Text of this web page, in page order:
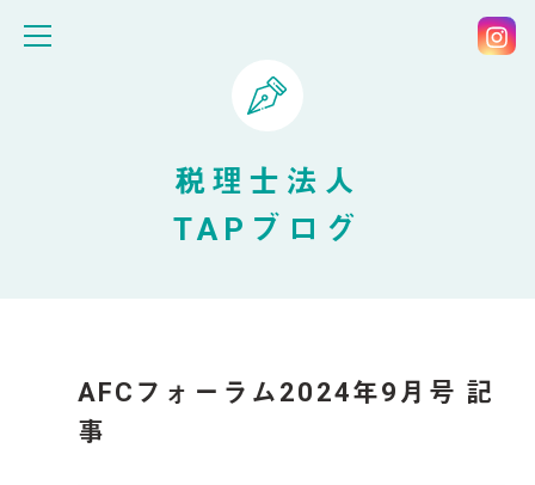
税理士法人
TAPブログ
AFCフォーラム2024年9月号 記
事